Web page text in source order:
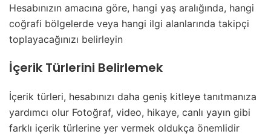
Hesabınızın amacına göre, hangi yaş aralığında, hangi
coğrafi bölgelerde veya hangi ilgi alanlarında takipçi
toplayacağınızı belirleyin
İçerik Türlerini Belirlemek
İçerik türleri, hesabınızı daha geniş kitleye tanıtmanıza
yardımcı olur Fotoğraf, video, hikaye, canlı yayın gibi
farklı içerik türlerine yer vermek oldukça önemlidir